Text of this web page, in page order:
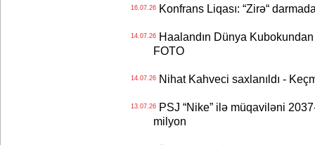
16.07.26Konfrans Liqası: “Zirə“
14.07.26Haalandın Dünya Kubokundan
FOTO
14.07.26Nihat Kahveci saxlanıldı -
13.07.26PSJ “Nike” ilə müqaviləni
milyon